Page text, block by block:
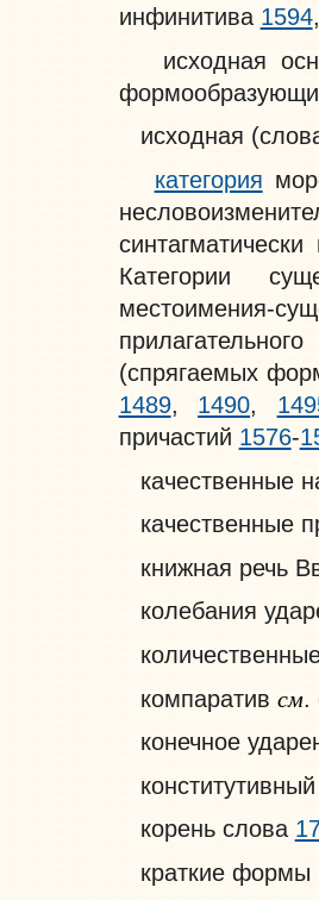
инфинитива 1594
исходная
исходная
категория
Категории
местоимения-
(спрягаемых
1489, 1490,
причастий 1576-
качественные
качественные
книжная речь
колебания
компаратив см.
конечное
корень слова
краткие формы